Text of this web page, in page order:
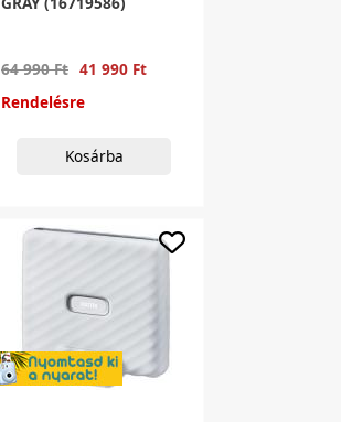
64 990 Ft 41 990 Ft
Rendelésre
Kosárba